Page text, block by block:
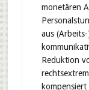
monetären
aus
Reduktion